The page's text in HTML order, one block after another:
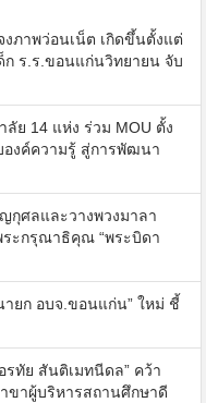
ภาพว่อนเน็ต เกิดขึ้นตั้งแต่
ก ร.ร.ขอนแก่นวิทยายน จับ
ย 14 แห่ง ร่วม MOU ตั้ง
องค์ความรู้ สู่การพัฒนา
กุศลและวางพวงมาลา
ระกรุณาธิคุณ “พระบิดา
ยก อบจ.ขอนแก่น” ใหม่ ชี้
รทัย สันติเมทนีดล” คว้า
ขาผู้บริหารสถานศึกษาดี